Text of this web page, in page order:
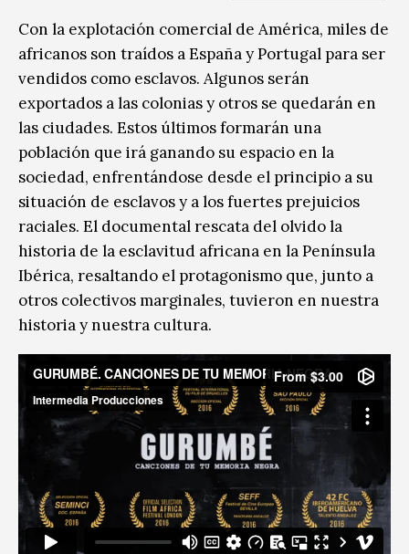
Con la explotación comercial de América, miles de
africanos son traídos a España y Portugal para ser
vendidos como esclavos. Algunos serán
exportados a las colonias y otros se quedarán en
las ciudades. Estos últimos formarán una
población que irá ganando su espacio en la
sociedad, enfrentándose desde el principio a su
situación de esclavos y a los fuertes prejuicios
raciales. El documental rescata del olvido la
historia de la esclavitud africana en la Península
Ibérica, resaltando el protagonismo que, junto a
otros colectivos marginales, tuvieron en nuestra
historia y nuestra cultura.